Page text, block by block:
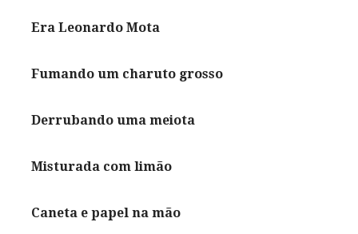
Era Leonardo Mota
Fumando um charuto grosso
Derrubando uma meiota
Misturada com limão
Caneta e papel na mão